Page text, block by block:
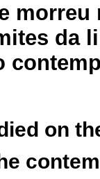
morreu
da
on